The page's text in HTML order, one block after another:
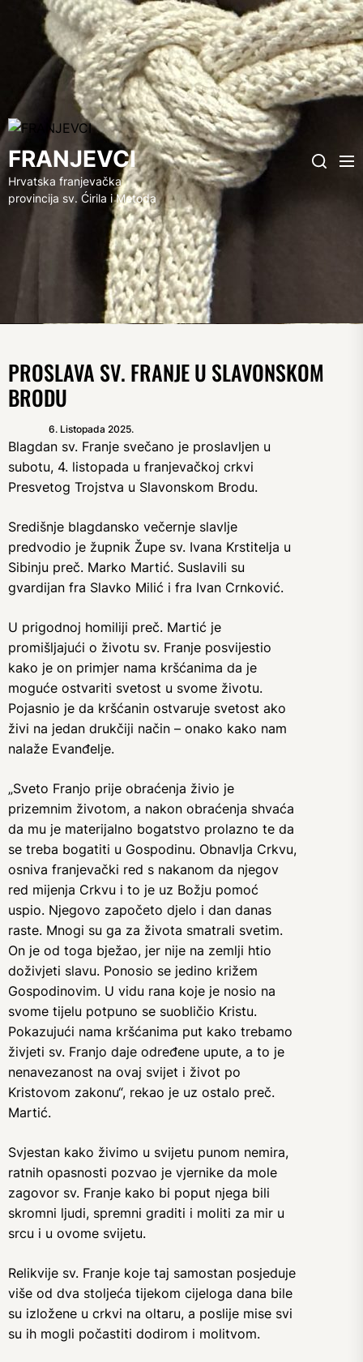
FRANJEVCI
FRANJEVCI
Hrvatska franjevačka
provincija sv. Ćirila i Metoda
Search
PROSLAVA SV. FRANJE U SLAVONSKOM
BRODU
6. Listopada 2025.
Blagdan sv. Franje svečano je proslavljen u
subotu, 4. listopada u franjevačkoj crkvi
Presvetog Trojstva u Slavonskom Brodu.
Središnje blagdansko večernje slavlje
predvodio je župnik Župe sv. Ivana Krstitelja u
Sibinju preč. Marko Martić. Suslavili su
gvardijan fra Slavko Milić i fra Ivan Crnković.
U prigodnoj homiliji preč. Martić je
promišljajući o životu sv. Franje posvijestio
kako je on primjer nama kršćanima da je
moguće ostvariti svetost u svome životu.
Pojasnio je da kršćanin ostvaruje svetost ako
živi na jedan drukčiji način – onako kako nam
nalaže Evanđelje.
„Sveto Franjo prije obraćenja živio je
prizemnim životom, a nakon obraćenja shvaća
da mu je materijalno bogatstvo prolazno te da
se treba bogatiti u Gospodinu. Obnavlja Crkvu,
osniva franjevački red s nakanom da njegov
red mijenja Crkvu i to je uz Božju pomoć
uspio. Njegovo započeto djelo i dan danas
raste. Mnogi su ga za života smatrali svetim.
On je od toga bježao, jer nije na zemlji htio
doživjeti slavu. Ponosio se jedino križem
Gospodinovim. U vidu rana koje je nosio na
svome tijelu potpuno se suobličio Kristu.
Pokazujući nama kršćanima put kako trebamo
živjeti sv. Franjo daje određene upute, a to je
nenavezanost na ovaj svijet i život po
Kristovom zakonu“, rekao je uz ostalo preč.
Martić.
Svjestan kako živimo u svijetu punom nemira,
ratnih opasnosti pozvao je vjernike da mole
zagovor sv. Franje kako bi poput njega bili
skromni ljudi, spremni graditi i moliti za mir u
srcu i u ovome svijetu.
Relikvije sv. Franje koje taj samostan posjeduje
više od dva stoljeća tijekom cijeloga dana bile
su izložene u crkvi na oltaru, a poslije mise svi
su ih mogli počastiti dodirom i molitvom.